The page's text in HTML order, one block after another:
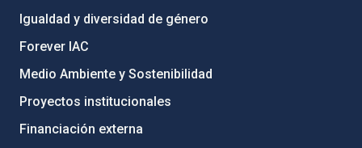
Igualdad y diversidad de género
Forever IAC
Medio Ambiente y Sostenibilidad
Proyectos institucionales
Financiación externa